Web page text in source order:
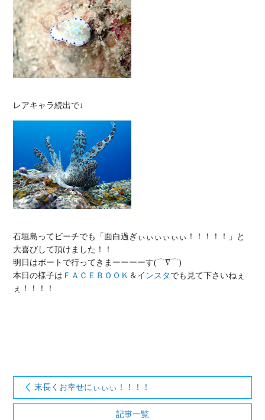
石垣島ってビーチでも「面白過ぎぃぃぃぃぃぃ！！！！！」と
大喜びして頂けました！！
明日はボートで行ってきまーーーーす(⌒∇⌒)
本日の様子は ＦＡＣＥＢＯＯＫ ＆ インスタ でも見て下さいねぇ
ぇ！！！！
末長くお幸せにぃぃぃ！！！！
記事一覧